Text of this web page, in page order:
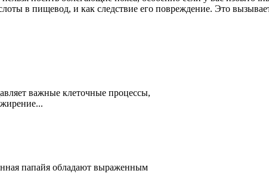
в пищевод, и как следствие его повреждение. Это
важные клеточные процессы,
папайя обладают выраженным